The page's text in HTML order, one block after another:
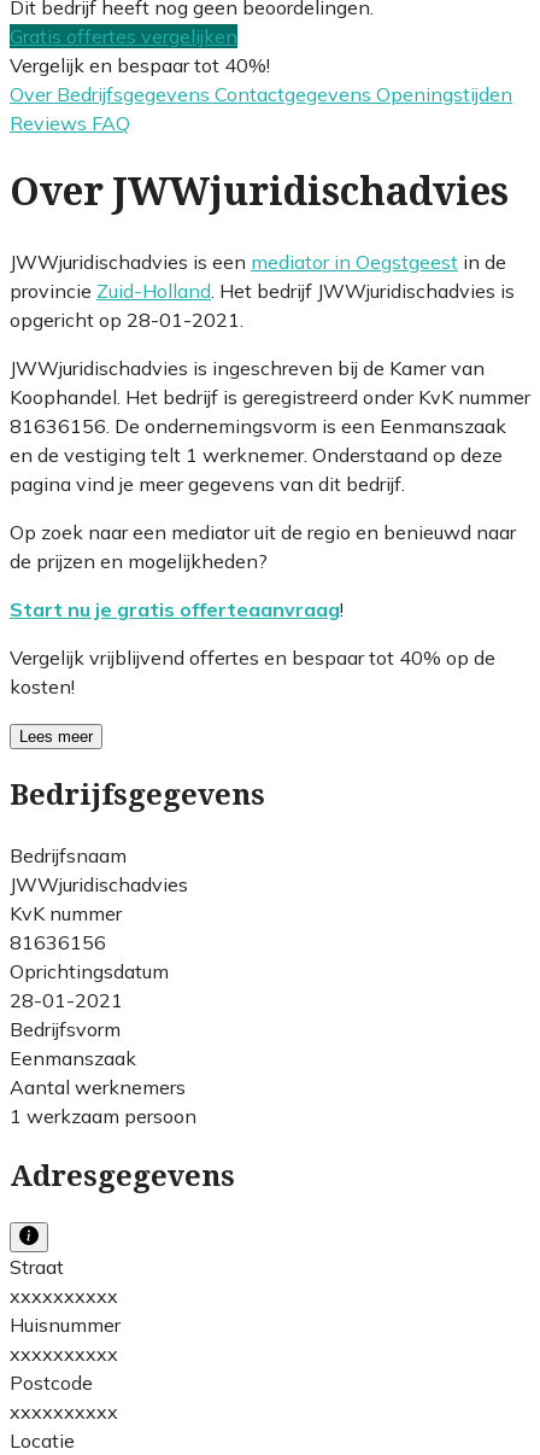
Dit bedrijf heeft nog geen beoordelingen.
Gratis offertes vergelijken
Vergelijk en bespaar tot 40%!
Over Bedrijfsgegevens Contactgegevens Openingstijden
Reviews FAQ
Over JWWjuridischadvies
JWWjuridischadvies is een mediator in Oegstgeest in de
provincie Zuid-Holland . Het bedrijf JWWjuridischadvies is
opgericht op 28-01-2021.
JWWjuridischadvies is ingeschreven bij de Kamer van
Koophandel. Het bedrijf is geregistreerd onder KvK nummer
81636156. De ondernemingsvorm is een Eenmanszaak
en de vestiging telt 1 werknemer. Onderstaand op deze
pagina vind je meer gegevens van dit bedrijf.
Op zoek naar een mediator uit de regio en benieuwd naar
de prijzen en mogelijkheden?
Start nu je gratis offerteaanvraag!
Vergelijk vrijblijvend offertes en bespaar tot 40% op de
kosten!
Lees meer
Bedrijfsgegevens
Bedrijfsnaam
JWWjuridischadvies
KvK nummer
81636156
Oprichtingsdatum
28-01-2021
Bedrijfsvorm
Eenmanszaak
Aantal werknemers
1 werkzaam persoon
Adresgegevens
Straat
xxxxxxxxxx
Huisnummer
xxxxxxxxxx
Postcode
xxxxxxxxxx
Locatie